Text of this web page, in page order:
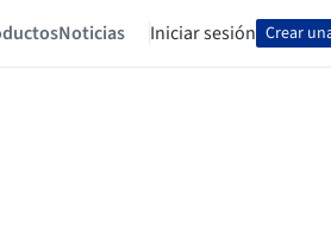
Noticias Iniciar sesión Crear